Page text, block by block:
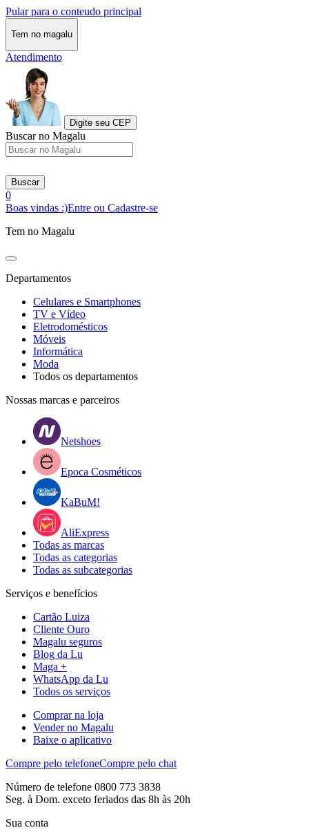
Pular para o conteudo principal
Tem no magalu
Atendimento
Digite seu CEP
Buscar no Magalu
Buscar
0
Boas vindas :)Entre ou Cadastre-se
Tem no Magalu
Departamentos
Celulares e Smartphones
TV e Vídeo
Eletrodomésticos
Móveis
Informática
Moda
Todos os departamentos
Nossas marcas e parceiros
Netshoes
Epoca Cosméticos
KaBuM!
AliExpress
Todas as marcas
Todas as categorias
Todas as subcategorias
Serviços e benefícios
Cartão Luiza
Cliente Ouro
Magalu seguros
Blog da Lu
Maga +
WhatsApp da Lu
Todos os serviços
Comprar na loja
Vender no Magalu
Baixe o aplicativo
Compre pelo telefoneCompre pelo chat
Número de telefone 0800 773 3838
Seg. à Dom. exceto feriados das 8h às 20h
Sua conta